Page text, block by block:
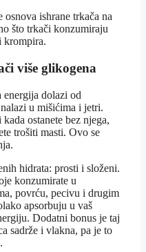
ishrane trkača na
što trkači konzumiraju
krompira.
više glikogena
energija dolazi od
u mišićima i jetri.
ostanete bez njega,
trošiti masti. Ovo se
hidrata: prosti i složeni.
konzumirate u
povrću, pecivu i drugim
apsorbuju u vaš
Dodatni bonus je taj
sadrže i vlakna, pa je to